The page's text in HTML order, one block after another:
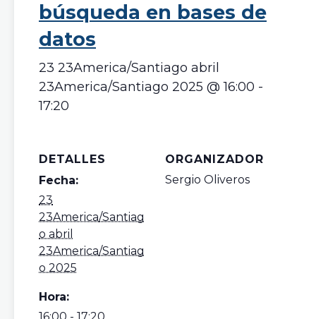
búsqueda en bases de
datos
23 23America/Santiago abril
23America/Santiago 2025 @ 16:00 -
17:20
DETALLES
Fecha:
23
23America/Santiag
o abril
23America/Santiag
o 2025
Hora:
ORGANIZADOR
Sergio Oliveros